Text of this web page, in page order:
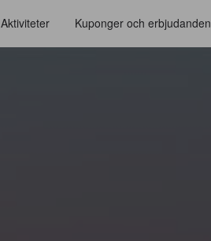
Aktiviteter Kuponger och erbjudanden